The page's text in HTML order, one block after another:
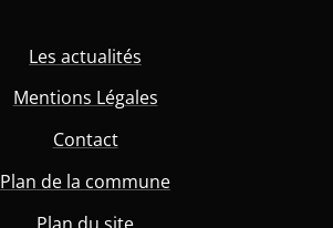
Les actualités
Mentions Légales
Contact
Plan de la commune